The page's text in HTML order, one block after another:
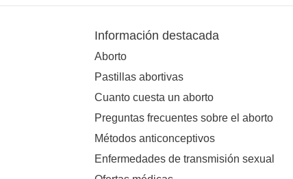
Información destacada
Aborto
Pastillas abortivas
Cuanto cuesta un aborto
Preguntas frecuentes sobre el aborto
Métodos anticonceptivos
Enfermedades de transmisión sexual